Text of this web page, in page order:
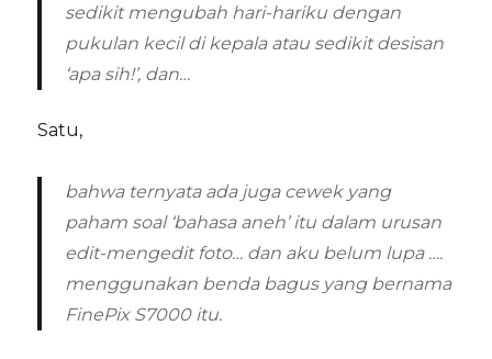
sedikit mengubah hari-hariku dengan
pukulan kecil di kepala atau sedikit desisan
‘apa sih!’, dan…
Satu,
bahwa ternyata ada juga cewek yang
paham soal ‘bahasa aneh’ itu dalam urusan
edit-mengedit foto… dan aku belum lupa ….
menggunakan benda bagus yang bernama
FinePix S7000 itu.